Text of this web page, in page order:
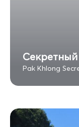
Pak Khlong